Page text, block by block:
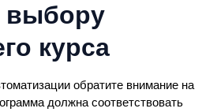
выбору
курса
обратите внимание на
должна соответствовать